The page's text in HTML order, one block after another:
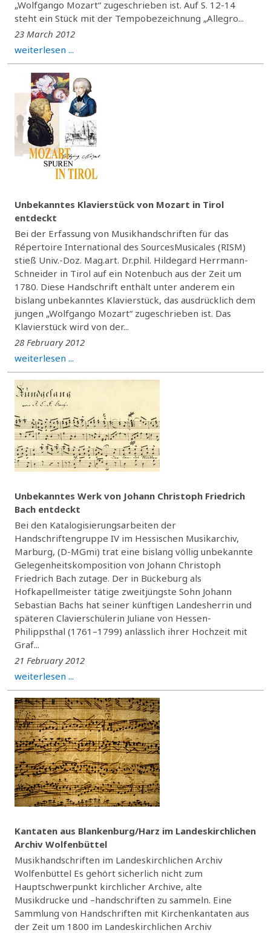
„Wolfgango Mozart“ zugeschrieben ist. Auf S. 12-14
steht ein Stück mit der Tempobezeichnung „Allegro...
23 March 2012
weiterlesen ...
Unbekanntes Klavierstück von Mozart in Tirol
entdeckt
Bei der Erfassung von Musikhandschriften für das
Répertoire International des SourcesMusicales (RISM)
stieß Univ.-Doz. Mag.art. Dr.phil. Hildegard Herrmann-
Schneider in Tirol auf ein Notenbuch aus der Zeit um
1780. Diese Handschrift enthält unter anderem ein
bislang unbekanntes Klavierstück, das ausdrücklich dem
jungen „Wolfgango Mozart“ zugeschrieben ist. Das
Klavierstück wird von der...
28 February 2012
weiterlesen ...
Unbekanntes Werk von Johann Christoph Friedrich
Bach entdeckt
Bei den Katalogisierungsarbeiten der
Handschriftengruppe IV im Hessischen Musikarchiv,
Marburg, (D-MGmi) trat eine bislang völlig unbekannte
Gelegenheitskomposition von Johann Christoph
Friedrich Bach zutage. Der in Bückeburg als
Hofkapellmeister tätige zweitjüngste Sohn Johann
Sebastian Bachs hat seiner künftigen Landesherrin und
späteren Clavierschülerin Juliane von Hessen-
Philippsthal (1761–1799) anlässlich ihrer Hochzeit mit
Graf...
21 February 2012
weiterlesen ...
Kantaten aus Blankenburg/Harz im Landeskirchlichen
Archiv Wolfenbüttel
Musikhandschriften im Landeskirchlichen Archiv
Wolfenbüttel Es gehört sicherlich nicht zum
Hauptschwerpunkt kirchlicher Archive, alte
Musikdrucke und –handschriften zu sammeln. Eine
Sammlung von Handschriften mit Kirchenkantaten aus
der Zeit um 1800 im Landeskirchlichen Archiv